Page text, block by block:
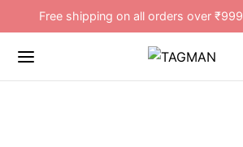
Free shipping on all orders over ₹999